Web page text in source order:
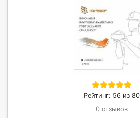
Рейтинг: 56 из 80
0 отзывов